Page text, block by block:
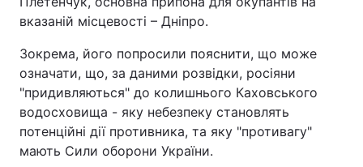
Техно і зв'язок Лайт
Зброя Інциденти
Здоров'я Туризм
Цікавинки Погода
Екологія Регіони
вказаній місцевості – Дніпро.
Зокрема, його попросили пояснити, що може
означати, що, за даними розвідки, росіяни
"придивляються" до колишнього Каховського
водосховища - яку небезпеку становлять
потенційні дії противника, та яку "противагу"
мають Сили оборони України.